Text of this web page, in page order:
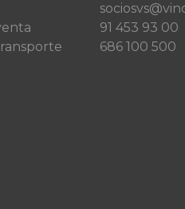
91 453 93 00
686 100 500